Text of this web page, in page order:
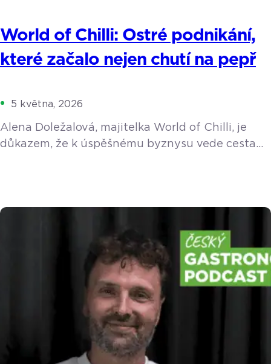
World of Chilli: Ostré podnikání,
které začalo nejen chutí na pepř
5 května, 2026
Alena Doležalová, majitelka World of Chilli, je
důkazem, že k úspěšnému byznysu vede cesta
a s technologiemi bojuje, při řízení dvou
chytrý pokladní systém.
https://youtu.be/fDUy0WWmehM Vášeň, která
přežila cigarety Impuls k podnikání byl poměrně